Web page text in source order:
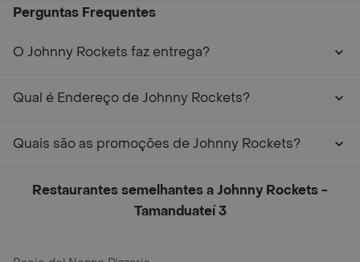
Perguntas Frequentes
O Johnny Rockets faz entrega?
Qual é Endereço de Johnny Rockets?
Quais são as promoções de Johnny Rockets?
Restaurantes semelhantes a Johnny Rockets -
Tamanduateí 3